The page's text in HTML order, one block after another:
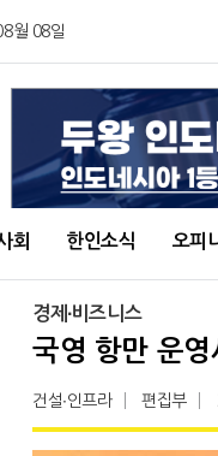
월 08일
회 한인소식 오피
경제∙비즈니스
국영 항만 운
건설∙인프라 편집부